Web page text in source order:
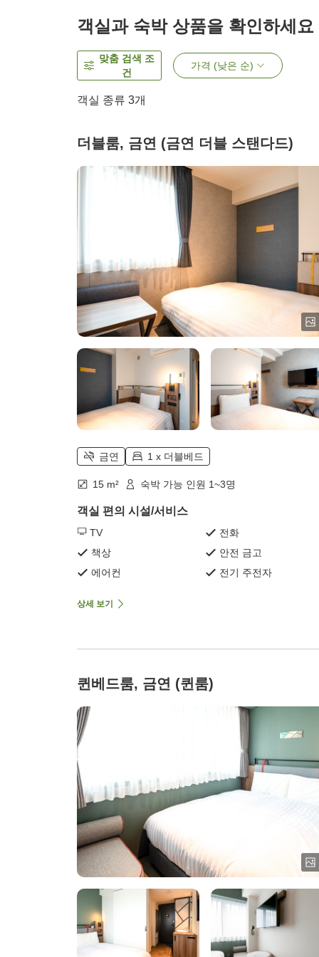
객실과 숙박 상품을 확인하세요
맞춤 검색 조
건
가격 (낮은 순)
객실 종류 3개
더블룸, 금연 (금연 더블 스탠다드)
금연 1 x 더블베드
15 m² 숙박 가능 인원 1~3명
객실 편의 시설/서비스
TV
전화
책상
안전 금고
에어컨
전기 주전자
상세 보기
퀸베드룸, 금연 (퀸룸)